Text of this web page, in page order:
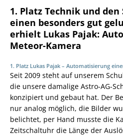
1. Platz Technik und
einen besonders gut
erhielt Lukas Pajak:
Meteor-Kamera
1. Platz Lukas Pajak – Automatisierung
Seit 2009 steht auf unserem
die unsere damalige Astro-AG-
konzipiert und gebaut hat. Der
nur analog möglich, die Bilder
belichtet, per Hand musste die
Zeitschaltuhr die Länge der